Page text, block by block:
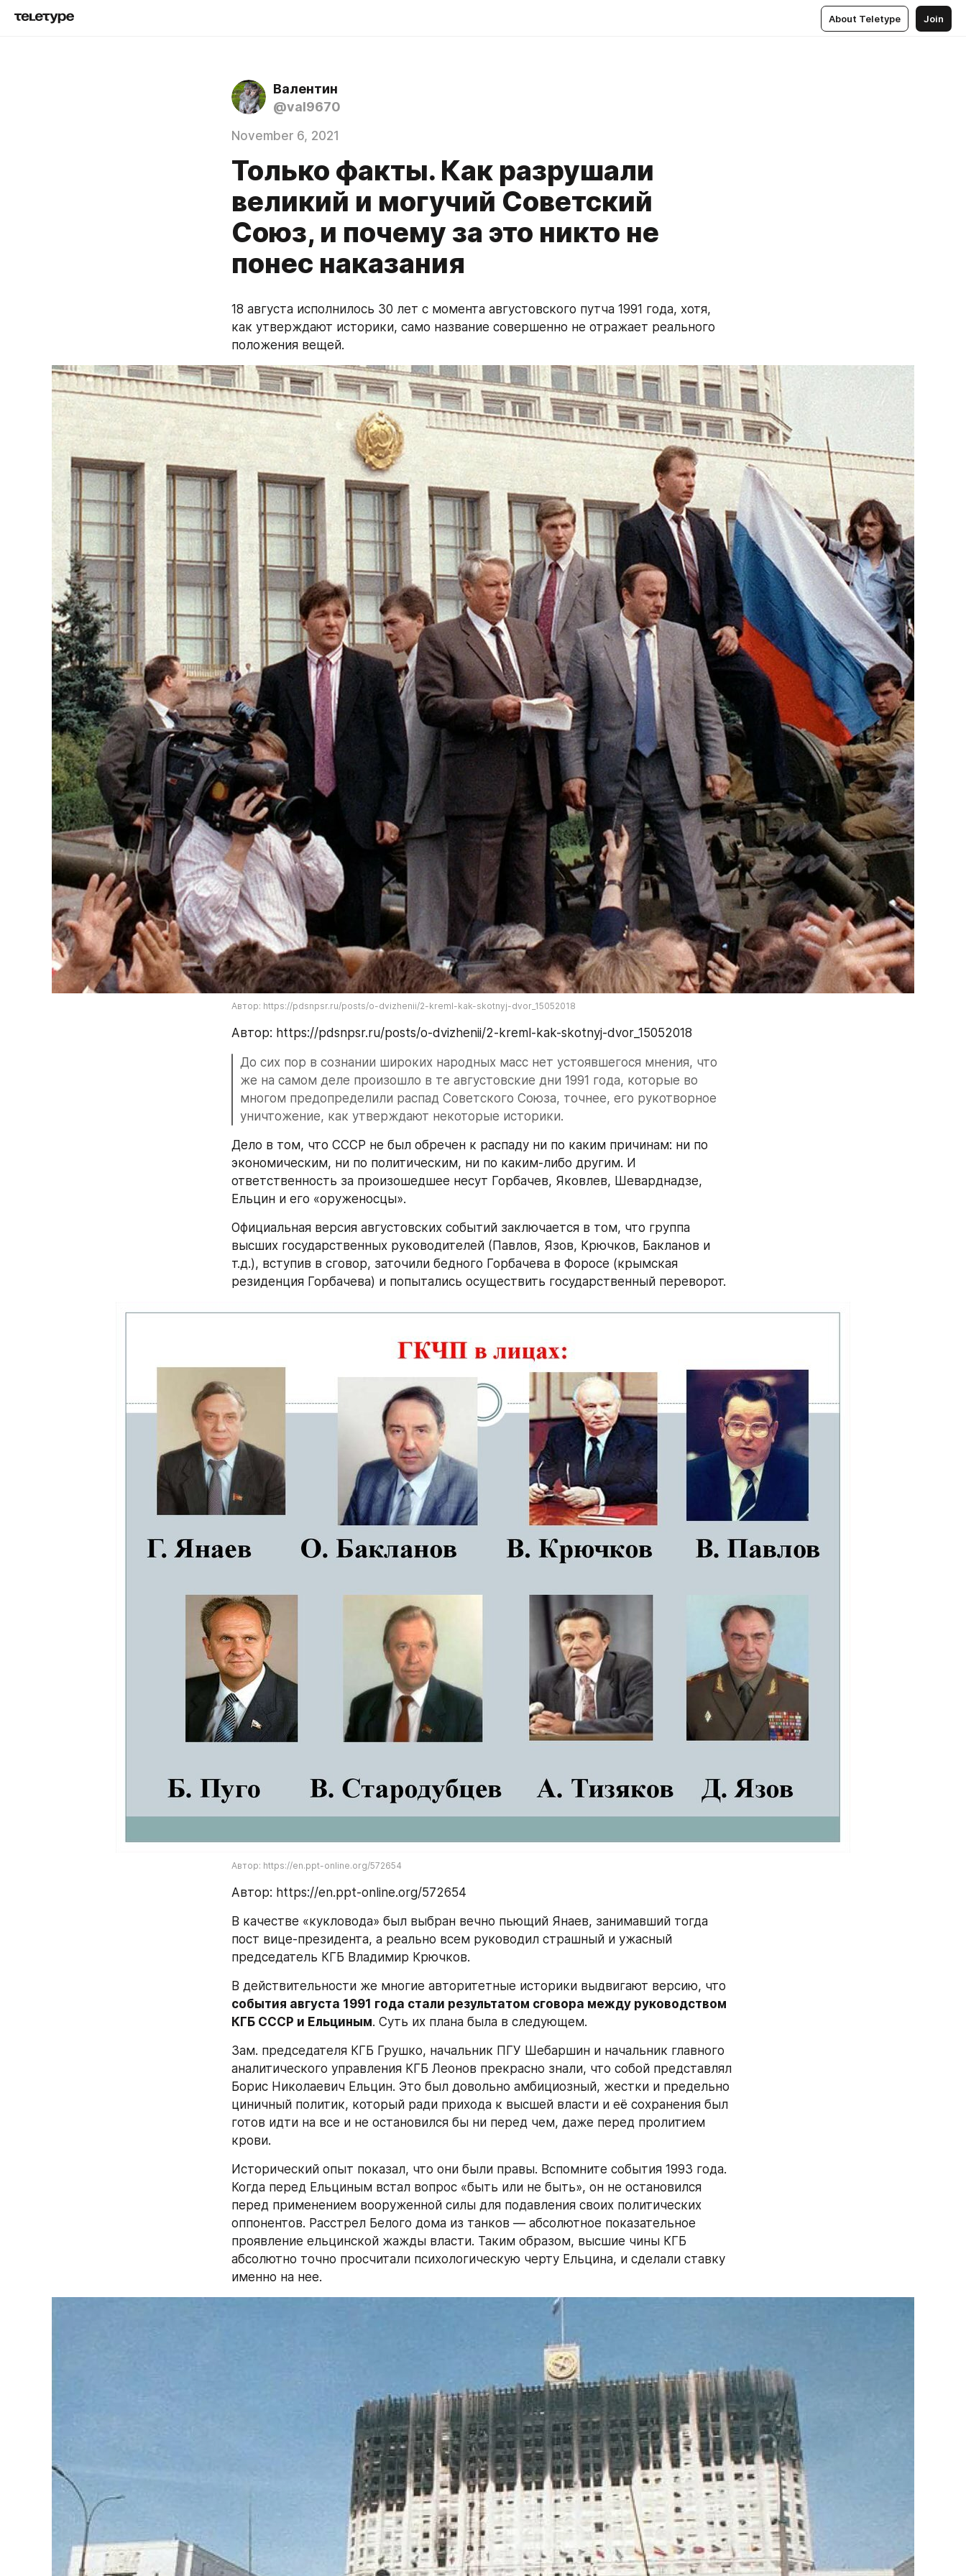
About Teletype Join
Валентин
@val9670
November 6, 2021
Только факты. Как разрушали
великий и могучий Советский
Союз, и почему за это никто не
понес наказания
18 августа исполнилось 30 лет с момента августовского путча 1991 года, хотя,
как утверждают историки, само название совершенно не отражает реального
положения вещей.
Автор: https://pdsnpsr.ru/posts/o-dvizhenii/2-kreml-kak-skotnyj-dvor_15052018
Автор: https://pdsnpsr.ru/posts/o-dvizhenii/2-kreml-kak-skotnyj-dvor_15052018
До сих пор в сознании широких народных масс нет устоявшегося мнения, что
же на самом деле произошло в те августовские дни 1991 года, которые во
многом предопределили распад Советского Союза, точнее, его рукотворное
уничтожение, как утверждают некоторые историки.
Дело в том, что СССР не был обречен к распаду ни по каким причинам: ни по
экономическим, ни по политическим, ни по каким-либо другим. И
ответственность за произошедшее несут Горбачев, Яковлев, Шеварднадзе,
Ельцин и его «оруженосцы».
Официальная версия августовских событий заключается в том, что группа
высших государственных руководителей (Павлов, Язов, Крючков, Бакланов и
т.д.), вступив в сговор, заточили бедного Горбачева в Форосе (крымская
резиденция Горбачева) и попытались осуществить государственный переворот.
Автор: https://en.ppt-online.org/572654
Автор: https://en.ppt-online.org/572654
В качестве «кукловода» был выбран вечно пьющий Янаев, занимавший тогда
пост вице-президента, а реально всем руководил страшный и ужасный
председатель КГБ Владимир Крючков.
события августа 1991 года стали результатом сговора между руководством
КГБ СССР и Ельциным. Суть их плана была в следующем.
Зам. председателя КГБ Грушко, начальник ПГУ Шебаршин и начальник главного
аналитического управления КГБ Леонов прекрасно знали, что собой представлял
Борис Николаевич Ельцин. Это был довольно амбициозный, жестки и предельно
циничный политик, который ради прихода к высшей власти и её сохранения был
готов идти на все и не остановился бы ни перед чем, даже перед пролитием
крови.
Исторический опыт показал, что они были правы. Вспомните события 1993 года.
Когда перед Ельциным встал вопрос «быть или не быть», он не остановился
перед применением вооруженной силы для подавления своих политических
оппонентов. Расстрел Белого дома из танков — абсолютное показательное
проявление ельцинской жажды власти. Таким образом, высшие чины КГБ
абсолютно точно просчитали психологическую черту Ельцина, и сделали ставку
именно на нее.